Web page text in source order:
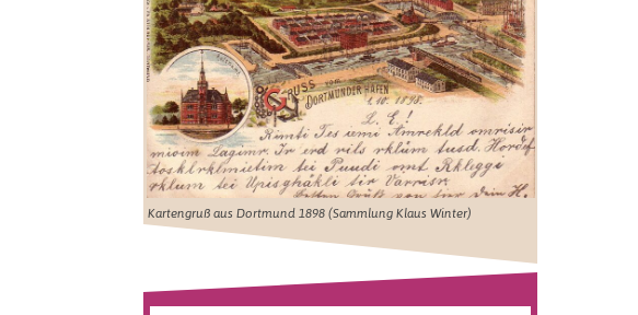
Kartengruß aus Dortmund 1898 (Sammlung Klaus Winter)